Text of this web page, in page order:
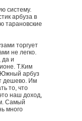
систему.
арбуза в
тарановские
торгует
не легко.
да и
Т.Ким
Южный арбуз
дешево. Им
то, что
наш доход,
Самый
много